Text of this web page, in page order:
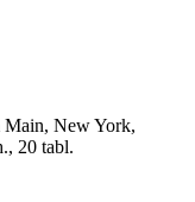
Main, New York,
20 tabl.